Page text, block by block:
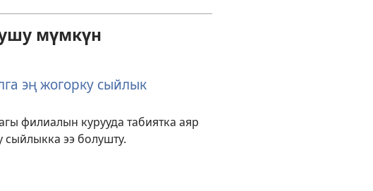
мүмкүн
эң жогорку сыйлык
филиалын курууда табиятка аяр
ээ болушту.